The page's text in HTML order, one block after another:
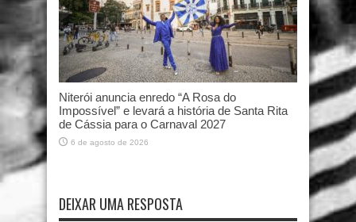
Niterói anuncia enredo “A Rosa do
Impossível” e levará a história de Santa Rita
de Cássia para o Carnaval 2027
6 de agosto de 2026
DEIXAR UMA RESPOSTA